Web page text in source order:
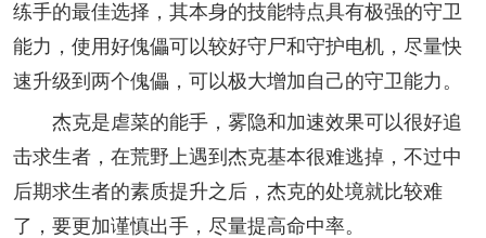
练手的最佳选择，其本身的技能特点具有极强的守卫
能力，使用好傀儡可以较好守尸和守护电机，尽量快
速升级到两个傀儡，可以极大增加自己的守卫能力。
杰克是虐菜的能手，雾隐和加速效果可以很好追
击求生者，在荒野上遇到杰克基本很难逃掉，不过中
后期求生者的素质提升之后，杰克的处境就比较难
了，要更加谨慎出手，尽量提高命中率。